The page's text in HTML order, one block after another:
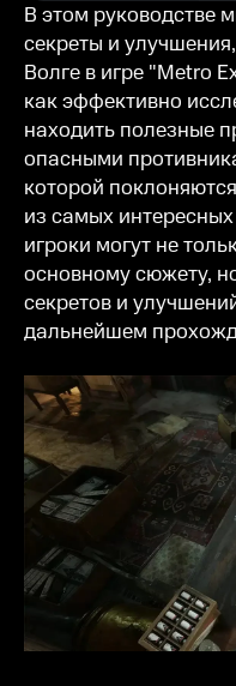
В этом руководстве
секреты и
Волге в игре "Metro
как эффективно
находить полезные
опасными
которой
из самых
игроки могут не
основному сюжету,
секретов и
дальнейшем